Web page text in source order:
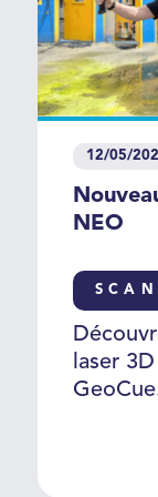
12/05/
NEO
laser
GeoCue. Le scanner 3D
plus